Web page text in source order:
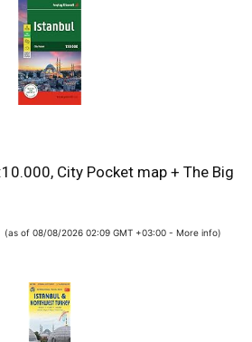
City Pocket map + The Big
(as of 08/08/2026 02:09 GMT +03:00 - More info)